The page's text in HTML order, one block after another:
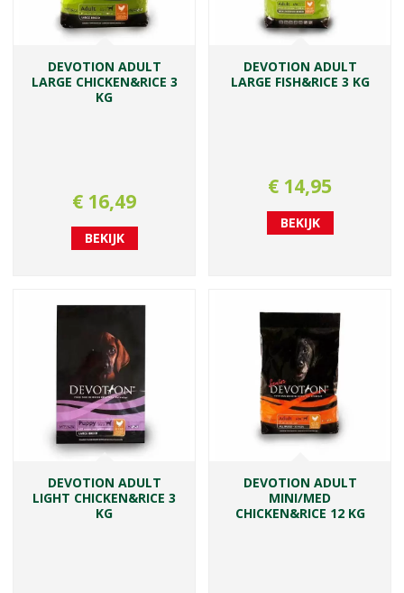
DEVOTION ADULT
LARGE CHICKEN&RICE 3
KG
€ 16,49
BEKIJK
DEVOTION ADULT
LARGE FISH&RICE 3 KG
€ 14,95
BEKIJK
DEVOTION ADULT
LIGHT CHICKEN&RICE 3
KG
DEVOTION ADULT
MINI/MED
CHICKEN&RICE 12 KG